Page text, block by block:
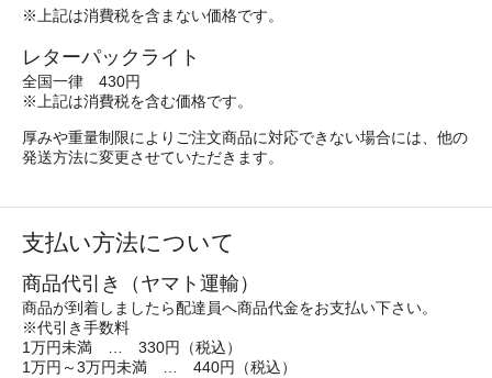
※上記は消費税を含まない価格です。
レターパックライト
全国一律 430円
※上記は消費税を含む価格です。
厚みや重量制限によりご注文商品に対応できない場合には、他の
発送方法に変更させていただきます。
支払い方法について
商品代引き（ヤマト運輸）
商品が到着しましたら配達員へ商品代金をお支払い下さい。
※代引き手数料
1万円未満 … 330円（税込）
1万円～3万円未満 … 440円（税込）